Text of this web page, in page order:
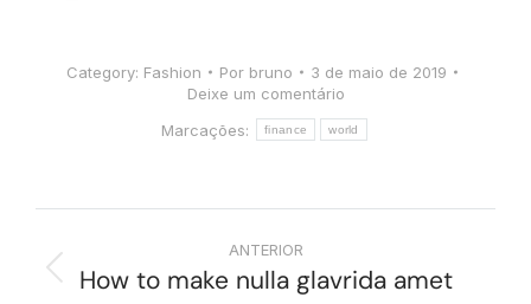
Category: Fashion Por bruno
3 de maio de 2019
Deixe um comentário
Marcações:
finance world
ANTERIOR
How to make nulla glavrida amet